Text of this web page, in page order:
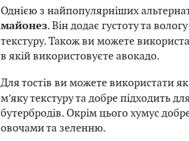
Однією з найпопулярніших
майонез. Він додає густоту та
текстуру. Також ви можете
в якій використовуєте авокадо.
Для тостів ви можете використати
м’яку текстуру та добре підходить
бутербродів. Окрім цього хумус
овочами та зеленню.